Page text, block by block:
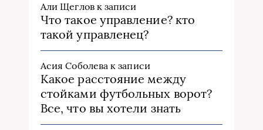
Али Щегловк записи
Что такое управление? кто
такой управленец?
Асия Соболева к записи
Какое расстояние между
стойками футбольных ворот?
Все, что вы хотели знать